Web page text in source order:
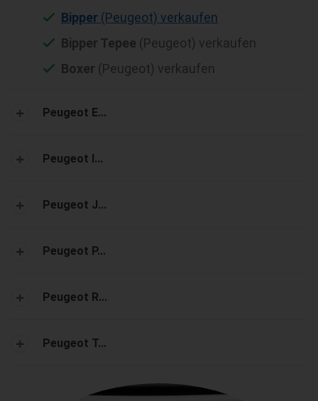
Bipper (Peugeot) verkaufen
Bipper Tepee (Peugeot) verkaufen
Boxer (Peugeot) verkaufen
Peugeot E...
Peugeot I...
Peugeot J...
Peugeot P...
Peugeot R...
Peugeot T...